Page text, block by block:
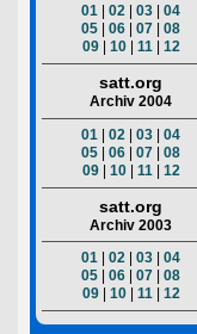
01 |02 |03 |04
05 |06 |07 |08
09 | 10 | 11 | 12
satt.org
Archiv 2004
01 |02 |03 |04
05 |06 |07 |08
09 | 10 | 11 | 12
satt.org
Archiv 2003
01 |02 |03 |04
05 |06 |07 |08
09
10 11 12